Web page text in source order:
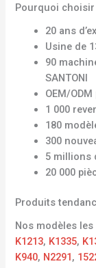
Pourquoi
20 ans
Usine de
90
SANTONI
OEM/
1 000
180
300
5 millions
20 000
Produits
Nos modèles les
K1213, K1335,
K940, N2291,